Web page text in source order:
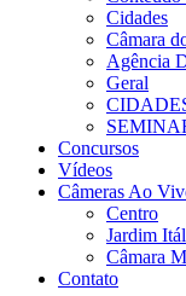
Cidades
Câmara
Agência
Geral
Concursos
Vídeos
Câmeras Ao
Centro
Jardim
Câmara
Contato